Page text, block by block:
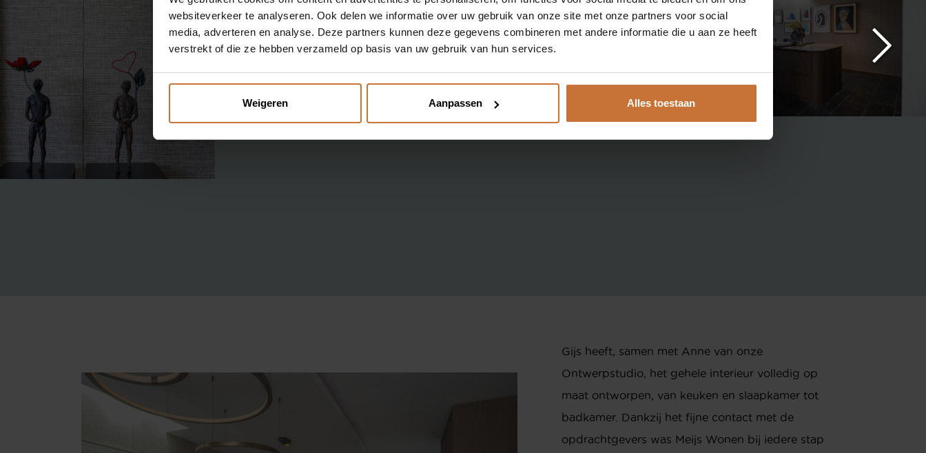
websiteverkeer te analyseren. Ook delen we informatie over uw gebruik van onze site met onze partners voor social
media, adverteren en analyse. Deze partners kunnen deze gegevens combineren met andere informatie die u aan ze heeft
verstrekt of die ze hebben verzameld op basis van uw gebruik van hun services.
Weigeren Aanpassen Alles toestaan
BINNENKIJKEN
OVER MEIJS
CONTACT
SHOP
013 535 9464
info@meijswonen.com
www.meijswonen.com
Gijs heeft, samen met Anne van onze
Ontwerpstudio, het gehele interieur volledig op
maat ontworpen, van keuken en slaapkamer tot
badkamer. Dankzij het fijne contact met de
opdrachtgevers was Meijs Wonen bij iedere stap